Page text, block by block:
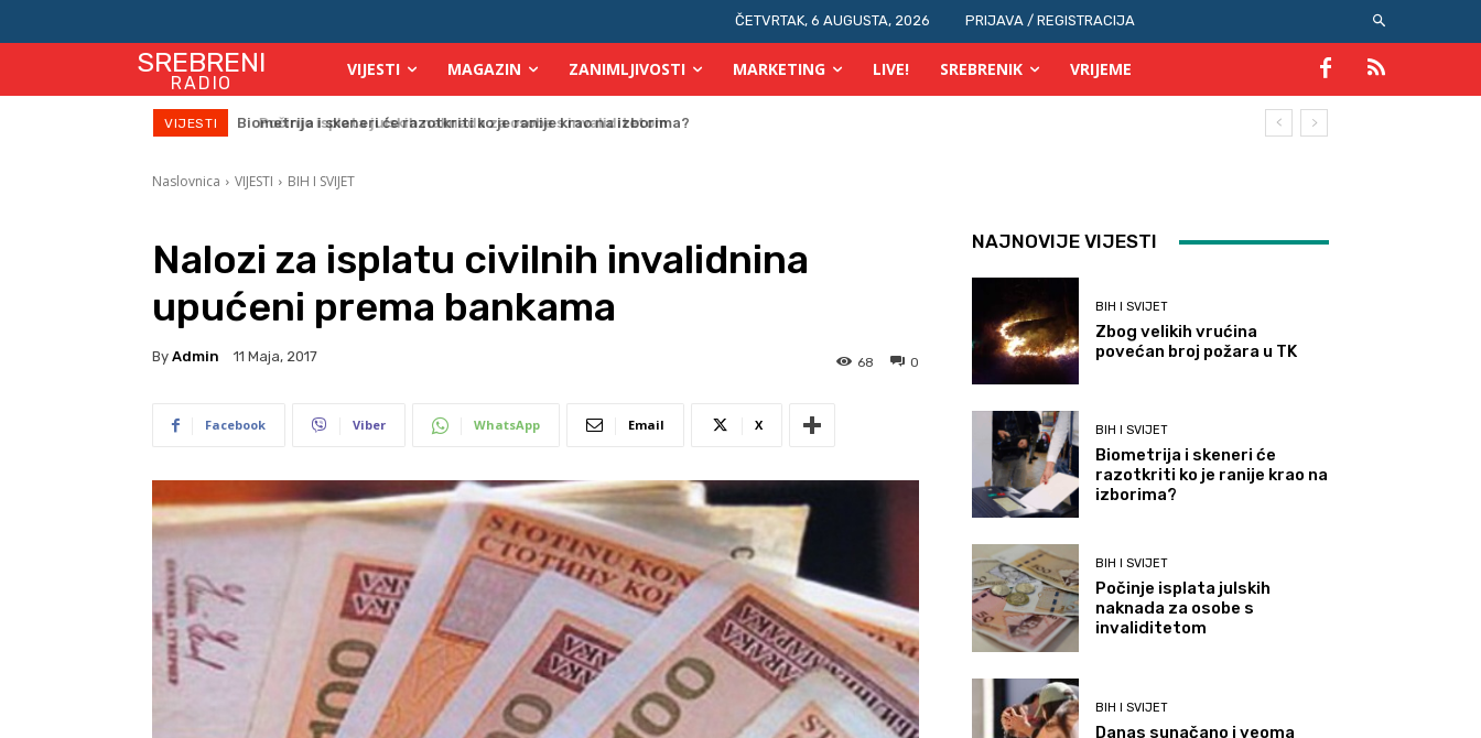
ČETVRTAK, 6 AUGUSTA, 2026 PRIJAVA / REGISTRACIJA
SREBRENI
RADIO
VIJESTI MAGAZIN ZANIMLJIVOSTI MARKETING LIVE! SREBRENIK VRIJEME
VIJESTI Počinje isplata julskih naknada za osobe s invaliditetom
Naslovnica VIJESTI BIH I SVIJET
Nalozi za isplatu civilnih invalidnina
upućeni prema bankama
By Admin 11 Maja, 2017 0
68
Facebook Viber WhatsApp Email X
NAJNOVIJE VIJESTI
BIH I SVIJET
Zbog velikih vrućina
povećan broj požara u TK
BIH I SVIJET
Biometrija i skeneri će
razotkriti ko je ranije krao na
izborima?
BIH I SVIJET
Počinje isplata julskih
naknada za osobe s
invaliditetom
BIH I SVIJET
Danas sunačano i veoma